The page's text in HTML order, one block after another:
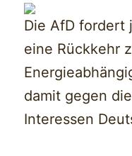
Die AfD fordert
eine Rückkehr
damit gegen
Interessen